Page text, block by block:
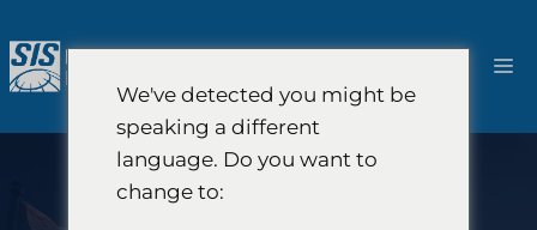
al
contenuto
We've detected you might be
speaking a different
language. Do you want to
change to: